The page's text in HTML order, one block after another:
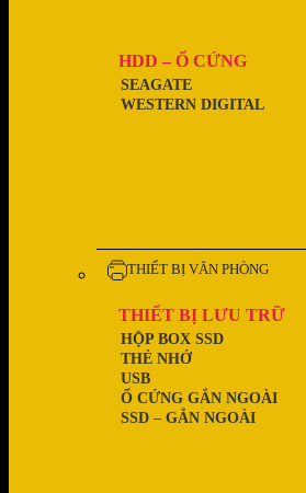
HDD – Ổ CỨNG
WESTERN DIGITAL
SEAGATE
THIẾT BỊ VĂN PHÒNG
THIẾT BỊ LƯU TRỮ
SSD – GẮN NGOÀI
Ổ CỨNG GẮN NGOÀI
USB
THẺ NHỚ
HỘP BOX SSD